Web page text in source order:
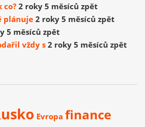
co? 2 roky 5 měsíců zpět
plánuje 2 roky 5 měsíců zpět
5 měsíců zpět
vždy s 2 roky 5 měsíců zpět
Evropa finance